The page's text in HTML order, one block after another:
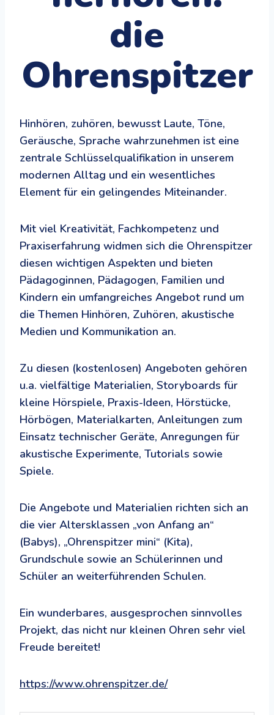
die
Ohrenspitzer
Hinhören, zuhören, bewusst Laute, Töne,
Geräusche, Sprache wahrzunehmen ist eine
zentrale Schlüsselqualifikation in unserem
modernen Alltag und ein wesentliches
Element für ein gelingendes Miteinander.
Mit viel Kreativität, Fachkompetenz und
Praxiserfahrung widmen sich die Ohrenspitzer
diesen wichtigen Aspekten und bieten
Pädagoginnen, Pädagogen, Familien und
Kindern ein umfangreiches Angebot rund um
die Themen Hinhören, Zuhören, akustische
Medien und Kommunikation an.
Zu diesen (kostenlosen) Angeboten gehören
u.a. vielfältige Materialien, Storyboards für
kleine Hörspiele, Praxis-Ideen, Hörstücke,
Hörbögen, Materialkarten, Anleitungen zum
Einsatz technischer Geräte, Anregungen für
akustische Experimente, Tutorials sowie
Spiele.
Die Angebote und Materialien richten sich an
die vier Altersklassen „von Anfang an“
(Babys), „Ohrenspitzer mini“ (Kita),
Grundschule sowie an Schülerinnen und
Schüler an weiterführenden Schulen.
Ein wunderbares, ausgesprochen sinnvolles
Projekt, das nicht nur kleinen Ohren sehr viel
Freude bereitet!
https://www.ohrenspitzer.de/